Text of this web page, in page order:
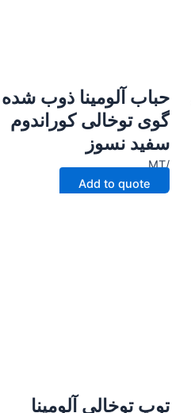
حباب آلومینا ذوب شده
گوی توخالی کوراندوم
سفید نسوز
/MT
Add to quote
توپ توخالی آلومینا